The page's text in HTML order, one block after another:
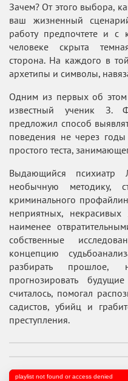
Зачем? От этого выбора,
ваш жизненный
работу предпочтете и с
человеке скрыта
сторона. На каждого в
архетипы и символы,
Одним из первых об
известный ученик З.
предложил способ
поведения не через
простого теста,
Выдающийся психиатр
необычную методику,
криминального
неприятных,
наименее
собственные
концепцию
разбирать
прогнозировать
считалось, помогал
садистов, убийц и
преступления.
playlist not found or access denied